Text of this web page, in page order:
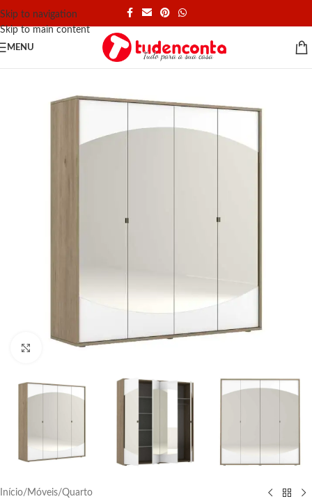
Skip to navigation
Skip to main content
MENU
Click para aumentar
Início/ Móveis/Quarto